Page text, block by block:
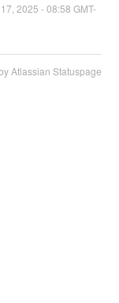
17 2025 -08:58 GMT-
Atlassian Statuspage